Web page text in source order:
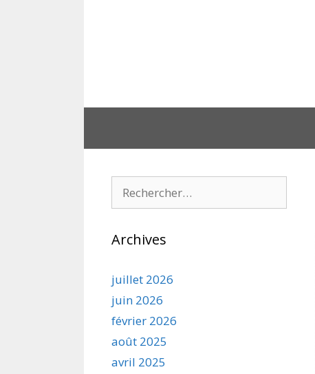
Archives
juillet 2026
juin 2026
février 2026
août 2025
avril 2025